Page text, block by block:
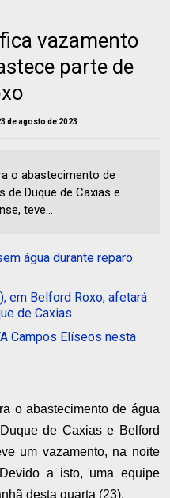
vazamento
parte de
de agosto de 2023
o abastecimento de
de Duque de Caxias e
teve...
água durante reparo
em Belford Roxo, afetará
de Caxias
Campos Elíseos nesta
o abastecimento de água
de Caxias e Belford
um vazamento, na noite
a isto, uma equipe
desta quarta (23).